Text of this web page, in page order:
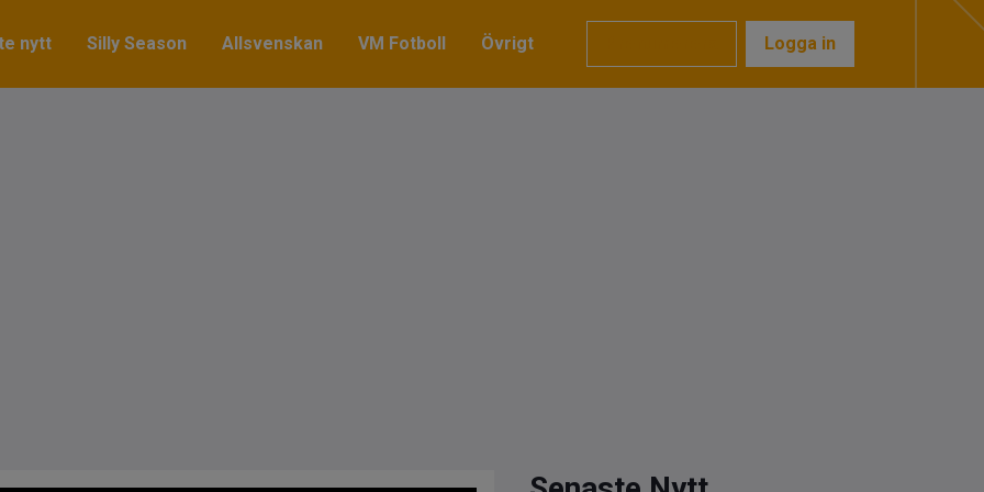
nytt Silly Season Allsvenskan VM Fotboll Övrigt Logga in